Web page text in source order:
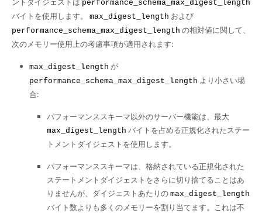
performance_schema_max_digest_length
バイトを使用します。 max_digest_length および
performance_schema_max_digest_length の相対値に関して、
次のメモリー使用上の考慮事項が適用されます:
max_digest_length が
performance_schema_max_digest_length より小さい場
合:
パフォーマンススキーマ以外のサーバー機能は、最大
max_digest_length バイトを占める正規化されたステー
トメントダイジェストを使用します。
パフォーマンススキーマは、格納されている正規化された
ステートメントダイジェストをさらに切り捨てることはあ
りませんが、ダイジェストあたりの max_digest_length
バイト数よりも多くのメモリーを割り当てます。これは不